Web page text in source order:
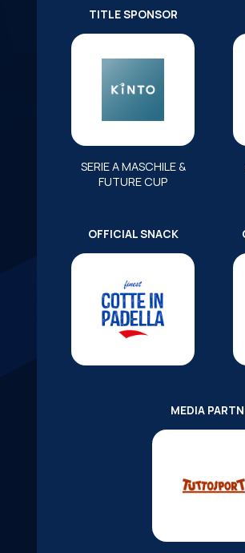
TITLE SPONSOR
SERIE A MASCHILE &
FUTURE CUP
OFFICIAL SNACK
MEDIA